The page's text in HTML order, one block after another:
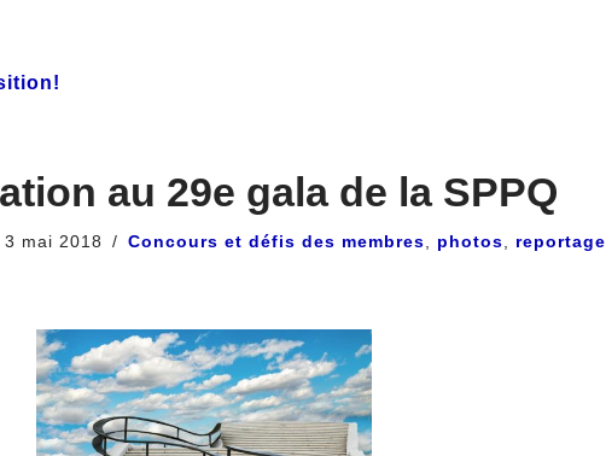
au 29e gala de la SPPQ
3 mai 2018 Concours et défis des membres photos reportage